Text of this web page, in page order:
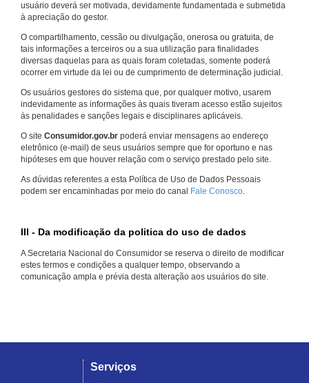
usuário deverá ser motivada, devidamente fundamentada e submetida
à apreciação do gestor.
O compartilhamento, cessão ou divulgação, onerosa ou gratuita, de
tais informações a terceiros ou a sua utilização para finalidades
diversas daquelas para as quais foram coletadas, somente poderá
ocorrer em virtude da lei ou de cumprimento de determinação judicial.
Os usuários gestores do sistema que, por qualquer motivo, usarem
indevidamente as informações às quais tiveram acesso estão sujeitos
às penalidades e sanções legais e disciplinares aplicáveis.
O site Consumidor.gov.br poderá enviar mensagens ao endereço
eletrônico (e-mail) de seus usuários sempre que for oportuno e nas
hipóteses em que houver relação com o serviço prestado pelo site.
As dúvidas referentes a esta Política de Uso de Dados Pessoais
podem ser encaminhadas por meio do canal Fale Conosco.
III - Da modificação da politica do uso de dados
A Secretaria Nacional do Consumidor se reserva o direito de modificar
estes termos e condições a qualquer tempo, observando a
comunicação ampla e prévia desta alteração aos usuários do site.
Serviços